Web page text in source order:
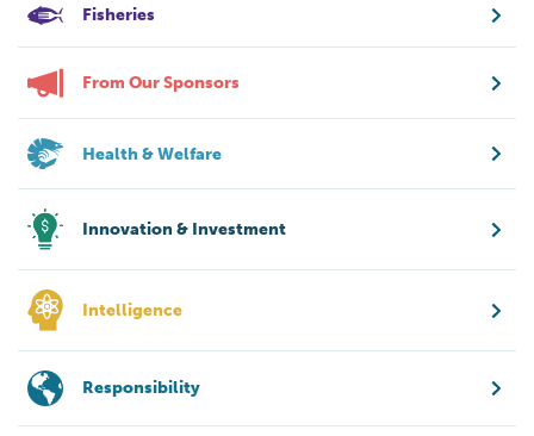
Fisheries
From Our Sponsors
Health & Welfare
Innovation & Investment
Intelligence
Responsibility